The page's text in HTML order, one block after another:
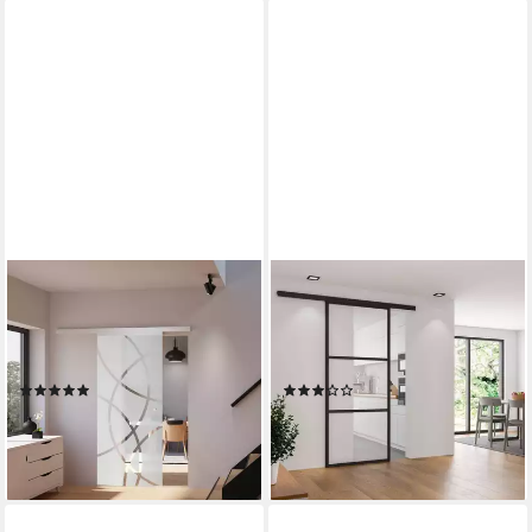
INOVA WOHNEN
Größenauswahl, Komplett Set
mit Schienensystem
ab 280,00 €
lieferbar - in 3-4 Werktagen bei dir
Glasschiebetür klar schwarzer
Komplett Set Schienensystem
(1)
ab 439,99 €
lieferbar - in 3-4 Werktagen bei dir